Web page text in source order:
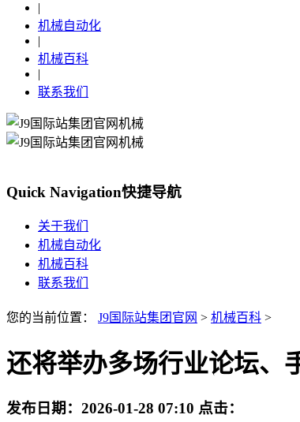
|
机械自动化
|
机械百科
|
联系我们
Quick Navigation快捷导航
关于我们
机械自动化
机械百科
联系我们
您的当前位置： J9国际站集团官网 > 机械百科 >
还将举办多场行业论坛、
发布日期： 2026-01-28 07:10 点击：